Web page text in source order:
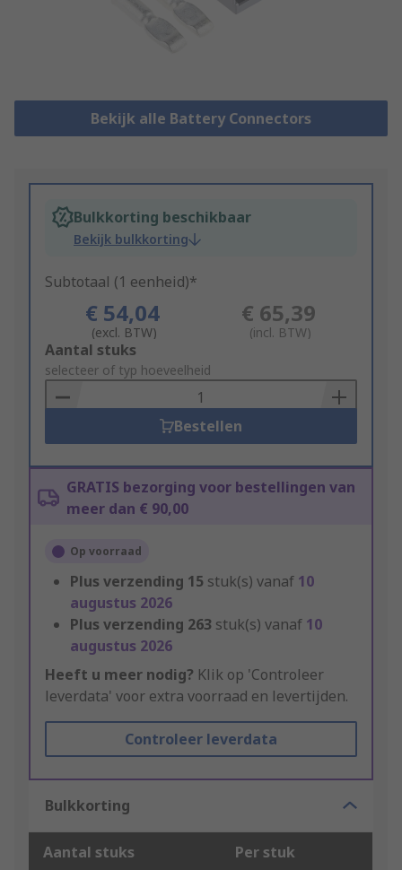
Bekijk alle Battery Connectors
Bulkkorting beschikbaar
Bekijk bulkkorting
Subtotaal (1 eenheid)*
€ 54,04
(excl. BTW)
€ 65,39
(incl. BTW)
Add
to
Basket
Aantal stuks
selecteer of typ hoeveelheid
Bestellen
GRATIS bezorging voor bestellingen van
meer dan € 90,00
Op voorraad
Plus verzending 15 stuk(s) vanaf 10
augustus 2026
Plus verzending 263 stuk(s) vanaf 10
augustus 2026
Heeft u meer nodig? Klik op 'Controleer
leverdata' voor extra voorraad en levertijden.
Controleer leverdata
Bulkkorting
Aantal stuks Per stuk